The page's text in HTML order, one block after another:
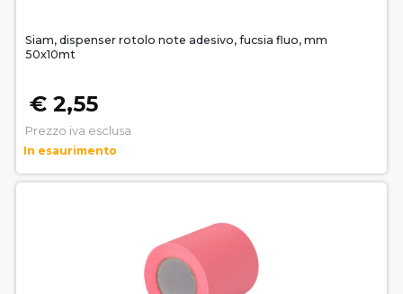
Siam, dispenser rotolo note adesivo, fucsia fluo, mm
50x10mt
€ 2,55
Prezzo iva esclusa
In esaurimento